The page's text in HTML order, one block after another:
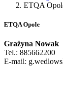
ETQA
ETQA Opole
Grażyna Nowak
Tel.: 885662200
E-mail: